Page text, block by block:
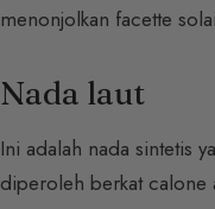
menonjolkan facette
Nada laut
Ini adalah nada sintetis
diperoleh berkat calone